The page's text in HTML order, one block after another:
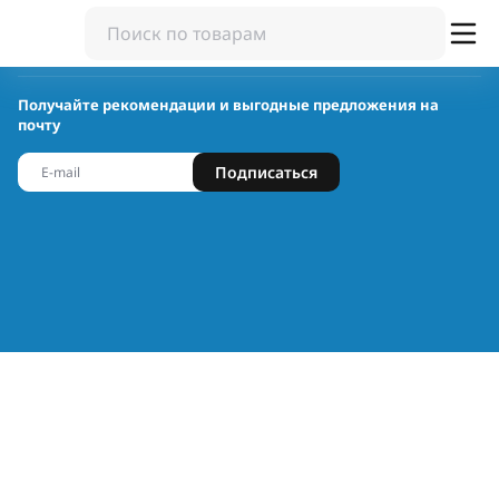
Получайте рекомендации и выгодные предложения на
почту
Подписаться